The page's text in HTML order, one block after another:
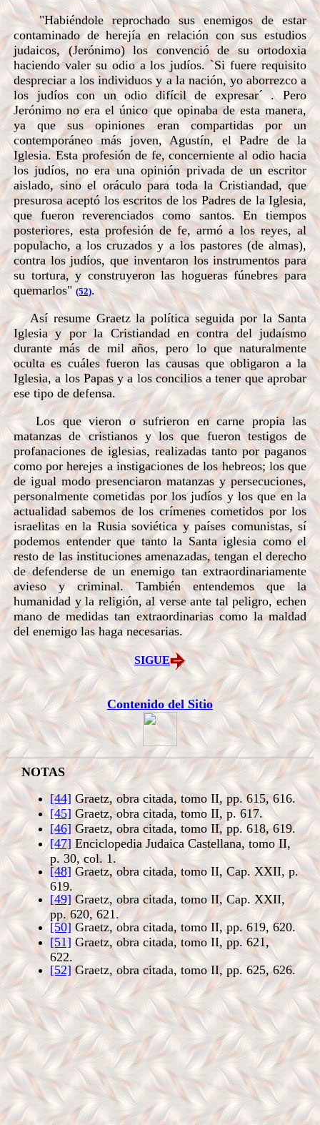
"Habiéndole reprochado sus enemigos de estar
contaminado de herejía en relación con sus estudios
judaicos, (Jerónimo) los convenció de su ortodoxia
haciendo valer su odio a los judíos. `Si fuere requisito
despreciar a los individuos y a la nación, yo aborrezco a
los judíos con un odio difícil de expresar´ . Pero
Jerónimo no era el único que opinaba de esta manera,
ya que sus opiniones eran compartidas por un
contemporáneo más joven, Agustín, el Padre de la
Iglesia. Esta profesión de fe, concerniente al odio hacia
los judíos, no era una opinión privada de un escritor
aislado, sino el oráculo para toda la Cristiandad, que
presurosa aceptó los escritos de los Padres de la Iglesia,
que fueron reverenciados como santos. En tiempos
posteriores, esta profesión de fe, armó a los reyes, al
populacho, a los cruzados y a los pastores (de almas),
contra los judíos, que inventaron los instrumentos para
su tortura, y construyeron las hogueras fúnebres para
quemarlos" (52).
Así resume Graetz la política seguida por la Santa
Iglesia y por la Cristiandad en contra del judaísmo
durante más de mil años, pero lo que naturalmente
oculta es cuáles fueron las causas que obligaron a la
Iglesia, a los Papas y a los concilios a tener que aprobar
ese tipo de defensa.
Los que vieron o sufrieron en carne propia las
matanzas de cristianos y los que fueron testigos de
profanaciones de iglesias, realizadas tanto por paganos
como por herejes a instigaciones de los hebreos; los que
de igual modo presenciaron matanzas y persecuciones,
personalmente cometidas por los judíos y los que en la
actualidad sabemos de los crímenes cometidos por los
israelitas en la Rusia soviética y países comunistas, sí
podemos entender que tanto la Santa iglesia como el
resto de las instituciones amenazadas, tengan el derecho
de defenderse de un enemigo tan extraordinariamente
avieso y criminal. También entendemos que la
humanidad y la religión, al verse ante tal peligro, echen
mano de medidas tan extraordinarias como la maldad
del enemigo las haga necesarias.
SIGUE
Contenido del Sitio
NOTAS
[44] Graetz, obra citada, tomo II, pp. 615, 616.
[45] Graetz, obra citada, tomo II, p. 617.
[46]Graetz, obra citada, tomo II, pp. 618, 619.
[47] Enciclopedia Judaica Castellana, tomo II,
p. 30, col. 1.
[48] Graetz, obra citada, tomo II, Cap. XXII, p.
619.
[49]Graetz, obra citada, tomo II, Cap. XXII,
pp. 620, 621.
[50] Graetz, obra citada, tomo II, pp. 619, 620.
[51] Graetz, obra citada, tomo II, pp. 621,
622.
[52]Graetz, obra citada, tomo II, pp. 625, 626.